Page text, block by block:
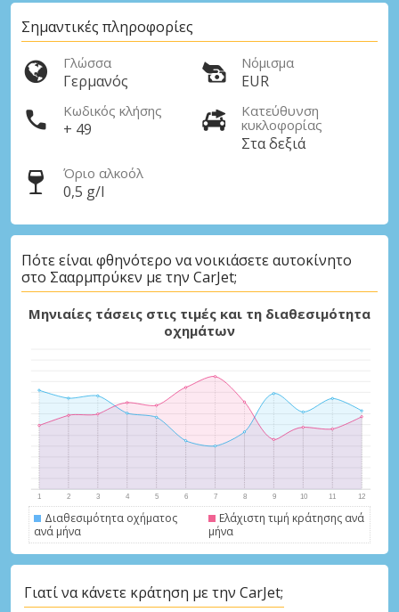
Μεγάλες εξοικονομήσεις
Αποκτήστε πρόσβαση σε αποκλειστικές
Σημαντικές πληροφορίες
Γλώσσα
Γερμανός
Νόμισμα
EUR
Κωδικός κλήσης
+ 49
Κατεύθυνση
κυκλοφορίας
Στα δεξιά
Όριο αλκοόλ
0,5 g/l
Πότε είναι φθηνότερο να νοικιάσετε αυτοκίνητο
στο Σααρμπρύκεν με την CarJet;
Μηνιαίες τάσεις στις τιμές και τη διαθεσιμότητα
οχημάτων
Διαθεσιμότητα οχήματος
ανά μήνα
Ελάχιστη τιμή κράτησης ανά
μήνα
Γιατί να κάνετε κράτηση με την CarJet;